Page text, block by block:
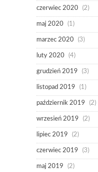
czerwiec 2020 (2)
maj 2020 (1)
marzec 2020 (3)
luty 2020 (4)
grudzień 2019 (3)
listopad 2019 (1)
październik 2019 (2)
wrzesień 2019 (2)
lipiec 2019 (2)
czerwiec 2019 (3)
maj 2019 (2)